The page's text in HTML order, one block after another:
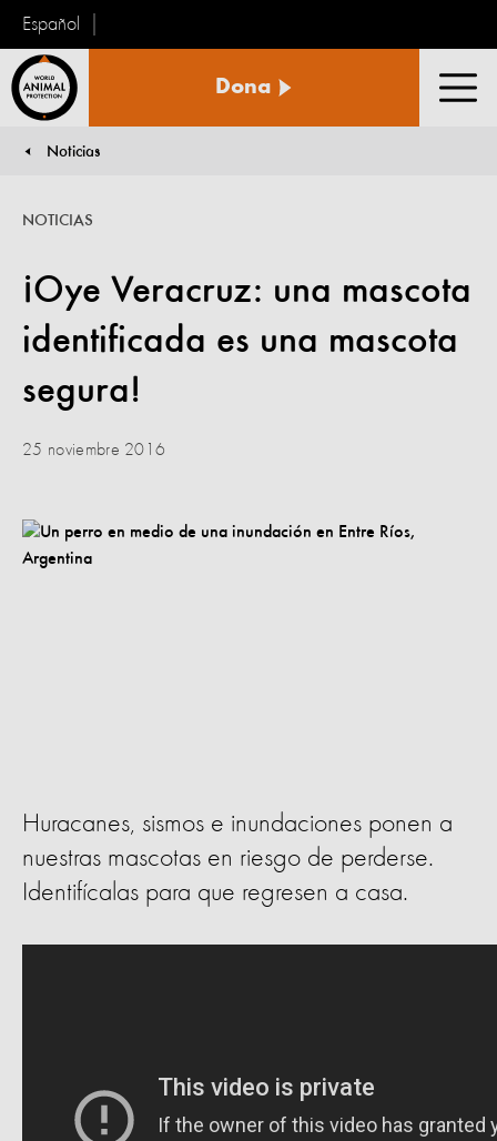
Español
Animal
Dona
Noticias
¡Oye Veracruz: una mascota
identificada es una mascota
segura!
NOTICIAS
25 noviembre 2016
Huracanes, sismos e inundaciones ponen a
nuestras mascotas en riesgo de perderse.
Identifícalas para que regresen a casa.